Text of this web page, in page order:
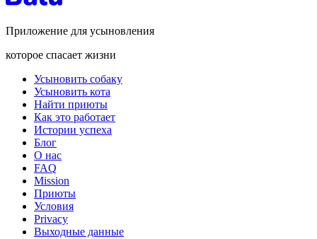
Приложение для усыновления
которое спасает жизни
Усыновить собаку
Усыновить кота
Найти приюты
Как это работает
Истории успеха
Блог
О нас
FAQ
Mission
Приюты
Условия
Privacy
Выходные данные